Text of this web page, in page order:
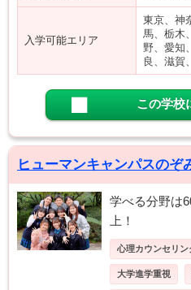
入学可能エリア
東京、神
馬、栃木
野、愛知
良、滋賀
この学校
ヒューマンキャンパスのぞ
学べる分野は
上！
心理カウンセリン
大学進学重視